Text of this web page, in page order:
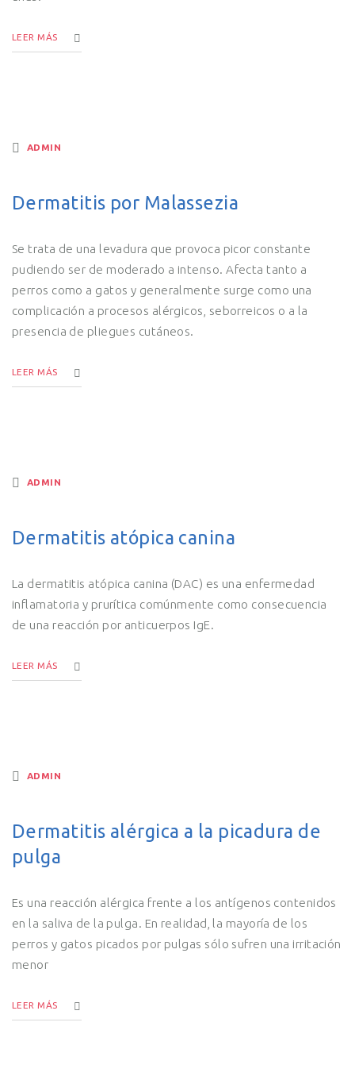
LEER MÁS
ADMIN
Dermatitis por Malassezia
Se trata de una levadura que provoca picor constante
pudiendo ser de moderado a intenso. Afecta tanto a
perros como a gatos y generalmente surge como una
complicación a procesos alérgicos, seborreicos o a la
presencia de pliegues cutáneos.
LEER MÁS
ADMIN
Dermatitis atópica canina
La dermatitis atópica canina (DAC) es una enfermedad
inflamatoria y prurítica comúnmente como consecuencia
de una reacción por anticuerpos IgE.
LEER MÁS
ADMIN
Dermatitis alérgica a la picadura de
pulga
Es una reacción alérgica frente a los antígenos contenidos
en la saliva de la pulga. En realidad, la mayoría de los
perros y gatos picados por pulgas sólo sufren una irritación
menor
LEER MÁS